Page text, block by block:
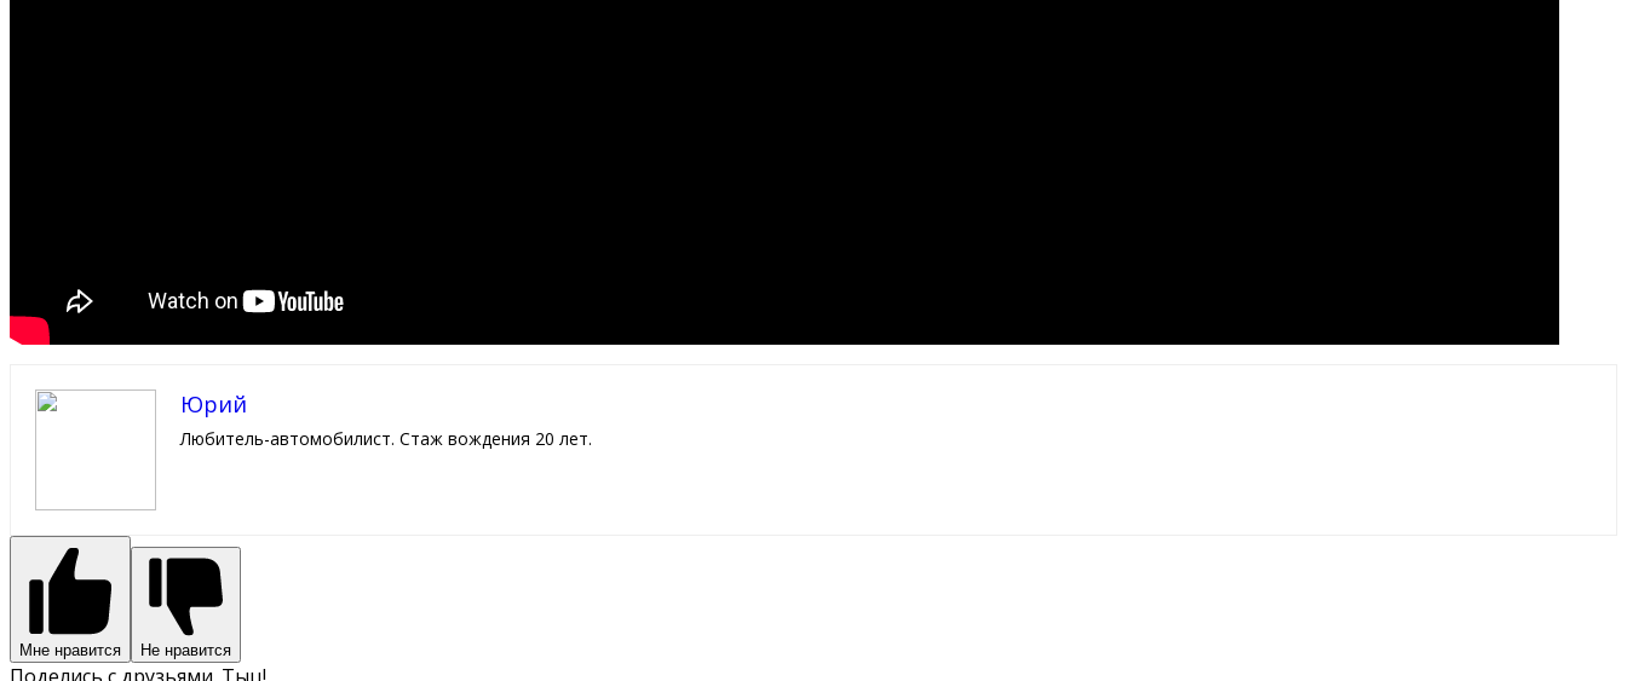
Юрий
Любитель-автомобилист. Стаж вождения 20 лет.
Мне нравится Не нравится